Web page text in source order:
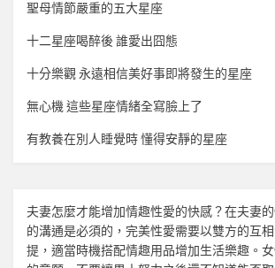
聖母情節嚴重的五大星座
十二星座喝醉後 誰愛出囧態
十分樂觀 永遠相信美好事即將發生的星座
無心機 這些星座情緒全寫臉上了
有教養在別人睡覺時 懂得安靜的星座
夫妻怎麼才能增加情趣性愛的快感？在夫妻
的溝通是必須的，完美性愛需要以雙方的互
提，適當時機搭配情趣用品增加生活樂趣。